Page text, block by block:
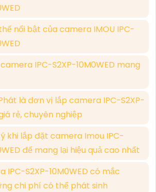
nổi bật của camera IMOU IPC-
IPC-S2XP-10M0WED mang
là đơn vị lắp camera IPC-S2XP-
rẻ, chuyên nghiệp
khi lắp đặt camera Imou IPC-
để mang lại hiệu quả cao nhất
IPC-S2XP-10M0WED có mắc
chi phí có thể phát sinh